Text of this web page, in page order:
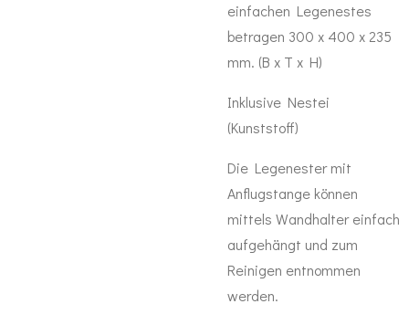
einfachen Legenestes
betragen 300 x 400 x 235
mm. (B x T x H)
Inklusive Nestei
(Kunststoff)
Die Legenester mit
Anflugstange können
mittels Wandhalter einfach
aufgehängt und zum
Reinigen entnommen
werden.